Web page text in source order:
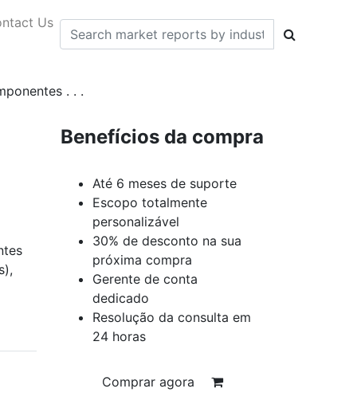
Us
. . .
Benefícios da compra
Até 6 meses de suporte
Escopo totalmente
personalizável
30% de desconto na sua
próxima compra
Gerente de conta
dedicado
Resolução da consulta em
24 horas
Comprar agora